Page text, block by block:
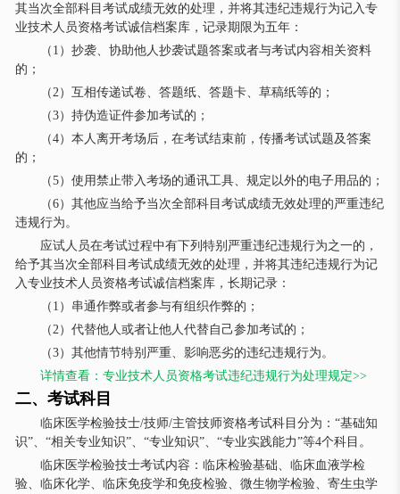
其当次全部科目考试成绩无效的处理，并将其违纪违规行为记入专
业技术人员资格考试诚信档案库，记录期限为五年：
（1）抄袭、协助他人抄袭试题答案或者与考试内容相关资料
的；
（2）互相传递试卷、答题纸、答题卡、草稿纸等的；
（3）持伪造证件参加考试的；
（4）本人离开考场后，在考试结束前，传播考试试题及答案
的；
（5）使用禁止带入考场的通讯工具、规定以外的电子用品的；
（6）其他应当给予当次全部科目考试成绩无效处理的严重违纪
违规行为。
应试人员在考试过程中有下列特别严重违纪违规行为之一的，
给予其当次全部科目考试成绩无效的处理，并将其违纪违规行为记
入专业技术人员资格考试诚信档案库，长期记录：
（1）串通作弊或者参与有组织作弊的；
（2）代替他人或者让他人代替自己参加考试的；
（3）其他情节特别严重、影响恶劣的违纪违规行为。
详情查看：专业技术人员资格考试违纪违规行为处理规定>>
二、考试科目
临床医学检验技士/技师/主管技师资格考试科目分为：“基础知
识”、“相关专业知识”、“专业知识”、“专业实践能力”等4个科目。
临床医学检验技士考试内容：临床检验基础、临床血液学检
验、临床化学、临床免疫学和免疫检验、微生物学检验、寄生虫学